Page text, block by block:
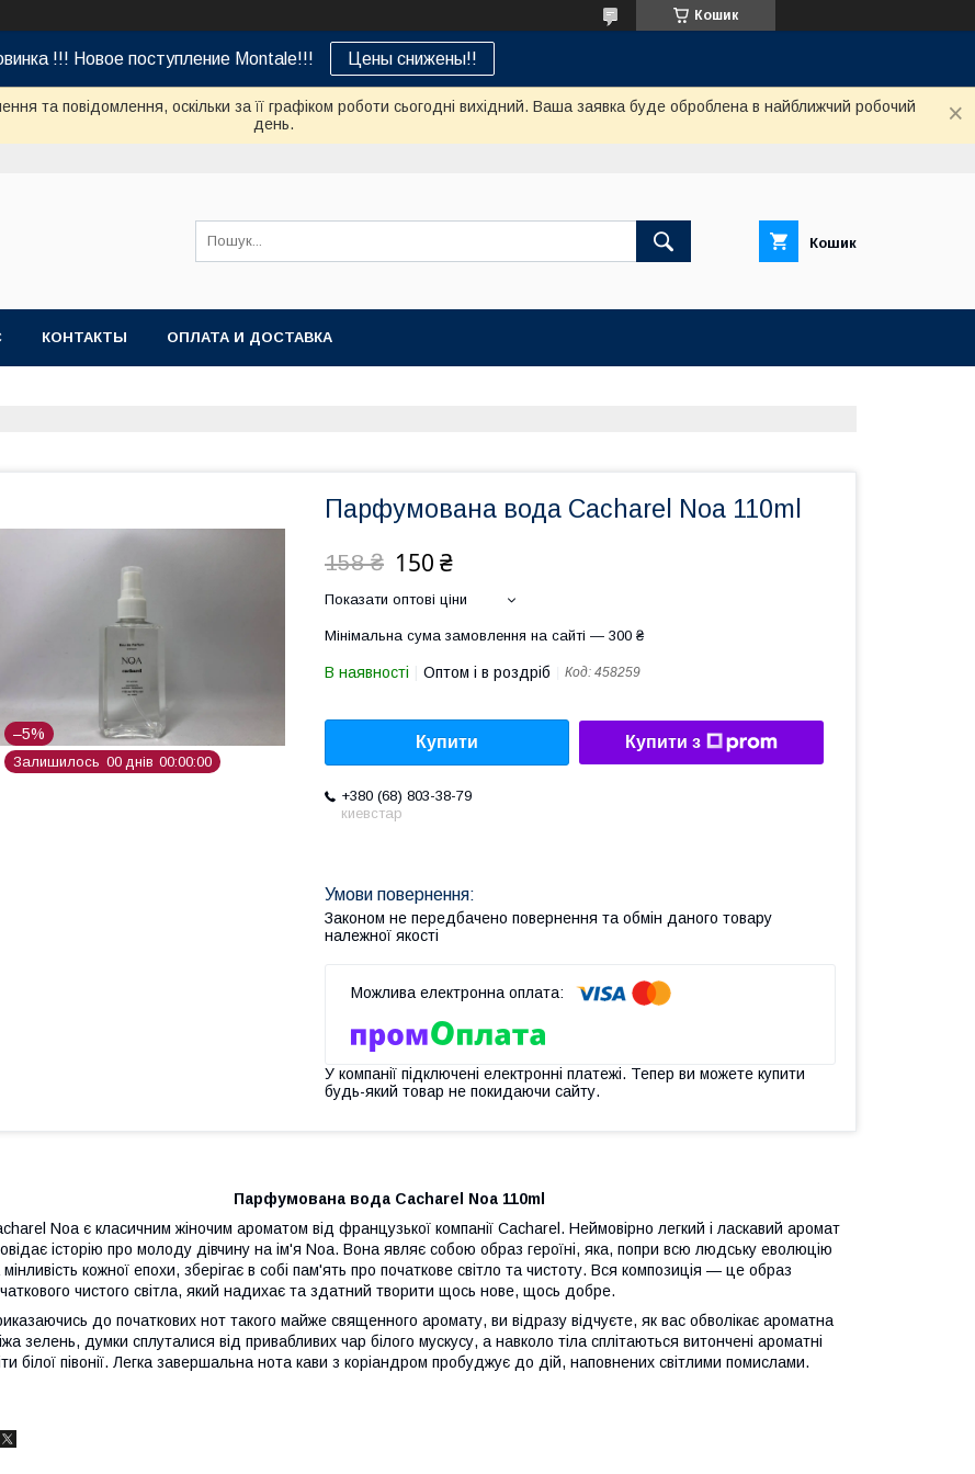
Кошик
!!! Новое поступление Montale!!! Цены снижены!!
та повідомлення, оскільки за її графіком роботи сьогодні вихідний. Ваша заявка буде оброблена в найближчий робочий
день.
Кошик
КОНТАКТЫ ОПЛАТА И ДОСТАВКА
–5%
Залишилось 00 днів 00 00 00
Парфумована вода Cacharel Noa 110ml
158 ₴ 150 ₴
Показати оптові ціни
Мінімальна сума замовлення на сайті — 300 ₴
В наявності Оптом і в роздріб Код: 458259
Купити Купити з
+380 (68) 803-38-79
киевстар
Законом не передбачено повернення та обмін даного товару
належної якості
У компанії підключені електронні платежі. Тепер ви можете купити
будь-який товар не покидаючи сайту.
вода Cacharel Noa 110ml
Noa є класичним жіночим ароматом від французької компанії Cacharel. Неймовірно легкий і ласкавий аромат
історію про молоду дівчину на ім'я Noa. Вона являє собою образ героїні, яка, попри всю людську еволюцію
мінливість кожної епохи, зберігає в собі пам'ять про початкове світло та чистоту. Вся композиція — це образ
чистого світла, який надихає та здатний творити щось нове, щось добре.
до початкових нот такого майже священного аромату, ви відразу відчуєте, як вас обволікає ароматна
зелень, думки сплуталися від привабливих чар білого мускусу, а навколо тіла сплітаються витончені ароматні
білої півонії. Легка завершальна нота кави з коріандром пробуджує до дій, наповнених світлими помислами.